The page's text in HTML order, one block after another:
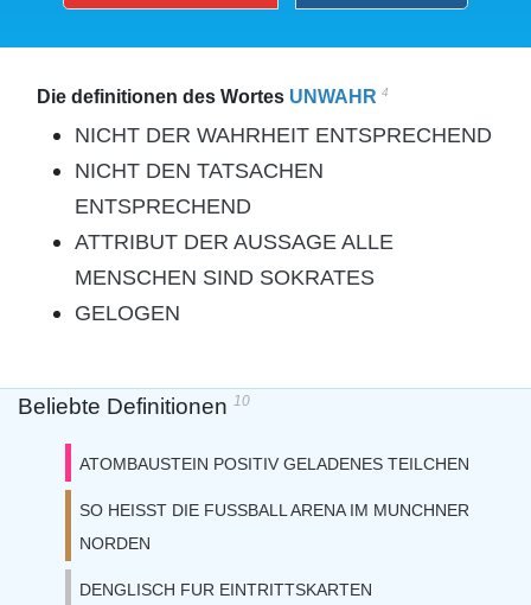
Die definitionen des Wortes UNWAHR 4
NICHT DER WAHRHEIT ENTSPRECHEND
NICHT DEN TATSACHEN
ENTSPRECHEND
ATTRIBUT DER AUSSAGE ALLE
MENSCHEN SIND SOKRATES
GELOGEN
Beliebte Definitionen 10
ATOMBAUSTEIN POSITIV GELADENES TEILCHEN
SO HEISST DIE FUSSBALL ARENA IM MUNCHNER
NORDEN
DENGLISCH FUR EINTRITTSKARTEN